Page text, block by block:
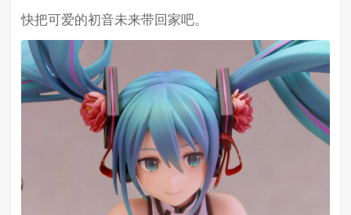
快把可爱的初音未来带回家吧。